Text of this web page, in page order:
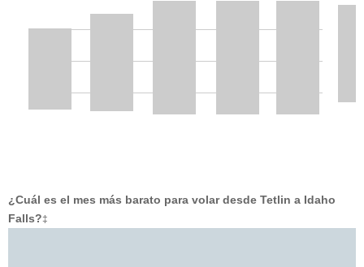
¿Cuál es el mes más barato para volar desde Tetlin a Idaho
Falls?‡